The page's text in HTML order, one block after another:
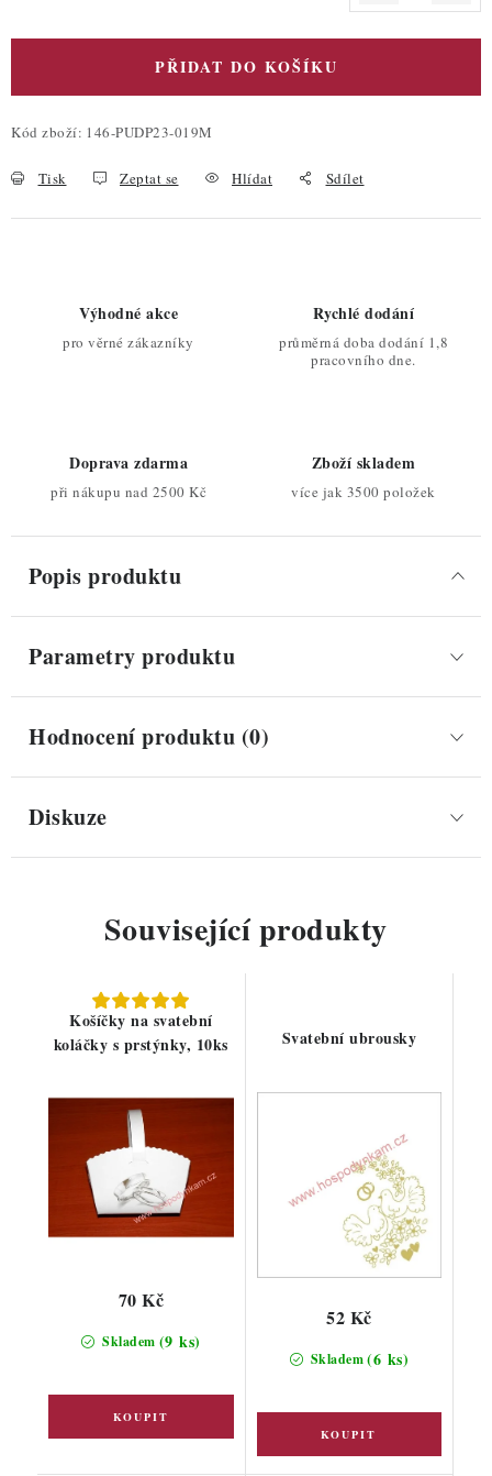
PŘIDAT DO KOŠÍKU
Kód zboží: 146-PUDP23-019M
Tisk Zeptat se Hlídat Sdílet
Výhodné akce
pro věrné zákazníky
Rychlé dodání
průměrná doba dodání 1,8
pracovního dne.
Doprava zdarma
při nákupu nad 2500 Kč
Zboží skladem
více jak 3500 položek
Popis produktu
Parametry produktu
Hodnocení produktu (0)
Diskuze
Související produkty
Košíčky na svatební
koláčky s prstýnky, 10ks
Skladem (9 ks)
70 Kč
Svatební ubrousky
Skladem(6 ks)
52 Kč